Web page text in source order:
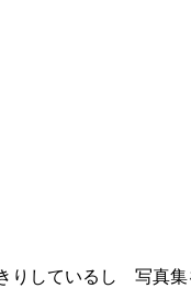
しているし 写真集